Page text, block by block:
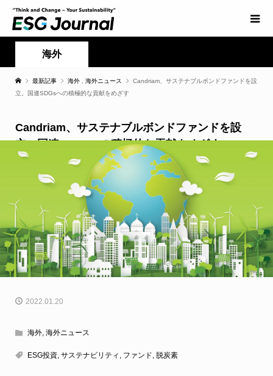
海外
最新記事 海外 海外ニュース
Candriam、サステナブルボンドファンドを設
立。国連SDGsへの積極的な貢献をめざす
Candriam、サステナブルボンドファンドを設
立。国連SDGsへの積極的な貢献をめざす
2022.01.20
海外, 海外ニュース
ESG投資, サステナビリティ , ファンド, 脱炭素